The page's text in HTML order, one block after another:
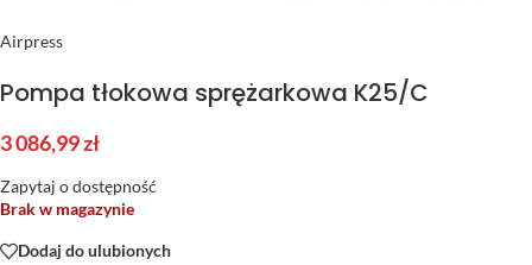
Airpress
Pompa tłokowa sprężarkowa K25/C
3 086,99zł
Zapytaj o dostępność
Brak w magazynie
Dodaj do ulubionych